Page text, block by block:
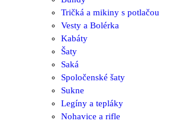
Tričká a mikiny s potlačou
Vesty a Bolérka
Kabáty
Šaty
Saká
Spoločenské šaty
Sukne
Legíny a tepláky
Nohavice a rifle